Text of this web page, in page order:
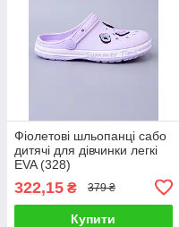
Фіолетові шльопанці сабо
дитячі для дівчинки легкі
EVA (328)
322,15 ₴ 379 ₴
Купити